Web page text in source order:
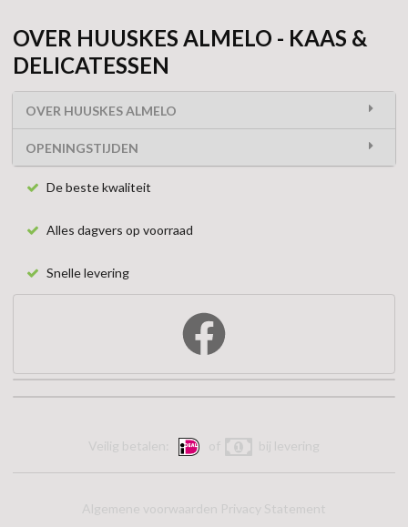
OVER HUUSKES ALMELO - KAAS &
DELICATESSEN
OVER HUUSKES ALMELO
OPENINGSTIJDEN
De beste kwaliteit
Alles dagvers op voorraad
Snelle levering
Veilig betalen: of bij levering
Algemene voorwaarden Privacy Statement